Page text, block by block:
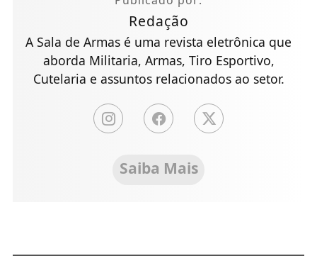
Redação
A Sala de Armas é uma revista eletrônica que
aborda Militaria, Armas, Tiro Esportivo,
Cutelaria e assuntos relacionados ao setor.
Saiba Mais